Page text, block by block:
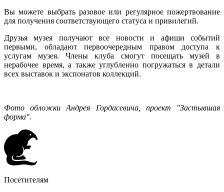
Вы можете выбрать разовое или регулярное пожертвование
для получения соответствующего статуса и привилегий.
Друзья музея получают все новости и афиши событий
первыми, обладают первоочередным правом доступа к
услугам музея. Члены клуба смогут посещать музей в
нерабочее время, а также углубленно погружаться в детали
всех выставок и экспонатов коллекций.
Фото обложки Андрея Гордасевича, проект "Застывшая
форма".
Посетителям